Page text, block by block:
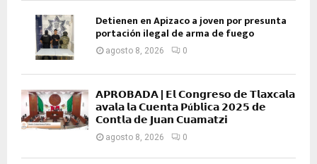
Detienen en Apizaco a joven por presunta
portación ilegal de arma de fuego
agosto 8, 2026 0
𝗔𝗣𝗥𝗢𝗕𝗔𝗗𝗔 | 𝗘𝗹 𝗖𝗼𝗻𝗴𝗿𝗲𝘀𝗼 𝗱𝗲 𝗧𝗹𝗮𝘅𝗰𝗮𝗹𝗮
𝗮𝘃𝗮𝗹𝗮 𝗹𝗮 𝗖𝘂𝗲𝗻𝘁𝗮 𝗣ú𝗯𝗹𝗶𝗰𝗮 𝟮𝟬𝟮𝟱 𝗱𝗲
𝗖𝗼𝗻𝘁𝗹𝗮 𝗱𝗲 𝗝𝘂𝗮𝗻 𝗖𝘂𝗮𝗺𝗮𝘁𝘇𝗶
agosto 8, 2026 0